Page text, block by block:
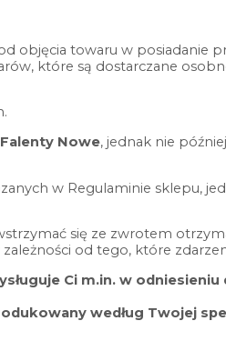
towaru w posiadanie
które są dostarczane
Nowe, jednak nie
w Regulaminie sklepu,
się ze zwrotem
od tego, które
Ci m.in. w
według Twojej